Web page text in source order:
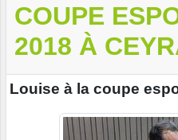
COUPE
2018 À
Louise à la coupe